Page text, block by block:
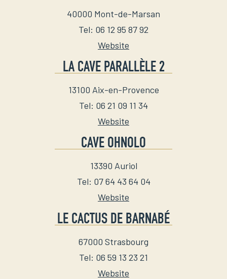
40000 Mont-de-Marsan
Tel: 06 12 95 87 92
Website
LA CAVE PARALLÈLE 2
13100 Aix-en-Provence
Tel: 06 21 09 11 34
Website
CAVE OHNOLO
13390 Auriol
Tel: 07 64 43 64 04
Website
LE CACTUS DE BARNABÉ
67000 Strasbourg
Tel: 06 59 13 23 21
Website